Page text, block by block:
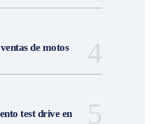
de motos
test drive en